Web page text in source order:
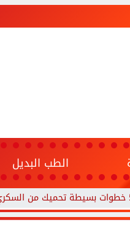
الطب البديل